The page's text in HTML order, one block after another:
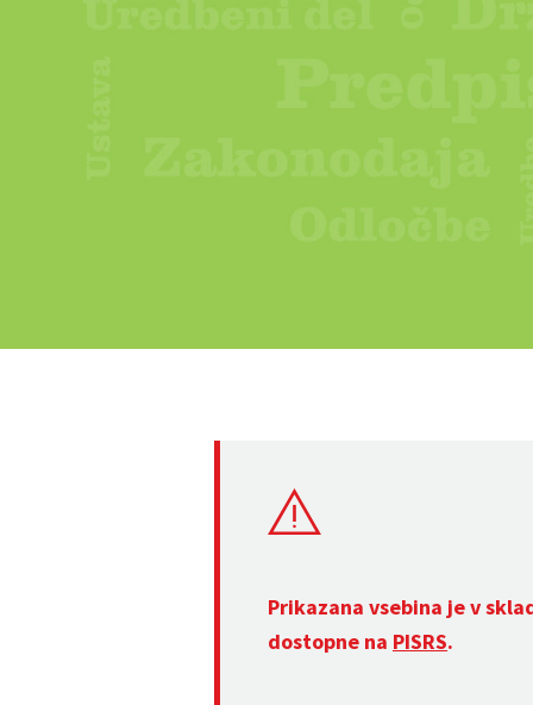
Prikazana vsebina je v
dostopne na PISRS.